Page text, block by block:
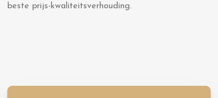
beste prijs-kwaliteitsverhouding.